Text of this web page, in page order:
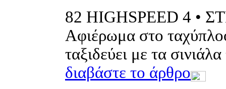
82 HIGHSPEED 4 •
Αφιέρωμα στο
ταξιδεύει με τα
διαβάστε το άρθρο